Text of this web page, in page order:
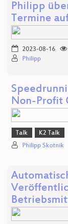
Philipp
Termine
2023-08-16
Philipp
Non-Profit
Talk K2 Talk
Philipp Skotnik